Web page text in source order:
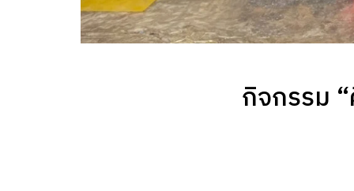
กิจกรรม